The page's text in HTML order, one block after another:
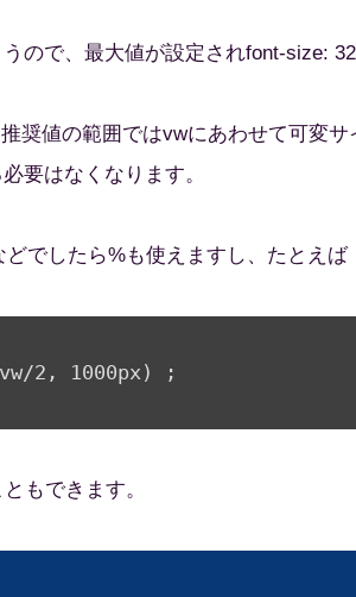
ので、最大値が設定されfont-size:
奨値の範囲ではvwにあわせて可変
要はなくなります。
でしたら%も使えますし、たとえば
2, 1000px) ;
もできます。